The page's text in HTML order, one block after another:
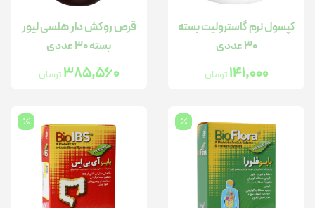
کپسول نرم گاسترولیت بسته
30 عددی
141,000تومان
قرص روکش دار هلسی لیور
بسته 30 عددی
385,560تومان